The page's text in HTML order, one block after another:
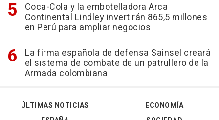
Coca-Cola y la embotelladora Arca
Continental Lindley invertirán 865,5 millones
en Perú para ampliar negocios
La firma española de defensa Sainsel creará
el sistema de combate de un patrullero de la
Armada colombiana
ÚLTIMAS NOTICIAS
ECONOMÍA